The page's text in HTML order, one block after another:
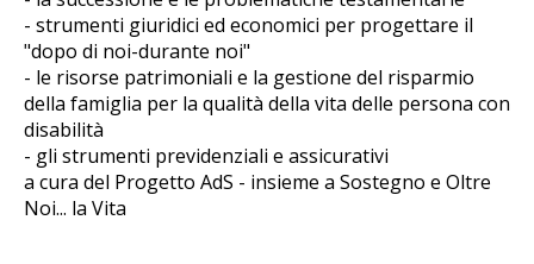
- strumenti giuridici ed economici per progettare il
"dopo di noi-durante noi"
- le risorse patrimoniali e la gestione del risparmio
della famiglia per la qualità della vita delle persona con
disabilità
- gli strumenti previdenziali e assicurativi
a cura del Progetto AdS - insieme a Sostegno e Oltre
Noi... la Vita